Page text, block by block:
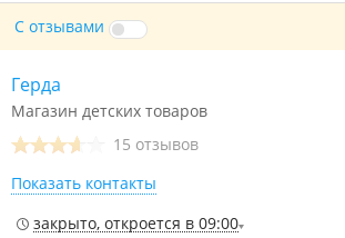
С отзывами
Герда
Магазин детских товаров
15 отзывов
Показать контакты
закрыто, откроется в 09:00